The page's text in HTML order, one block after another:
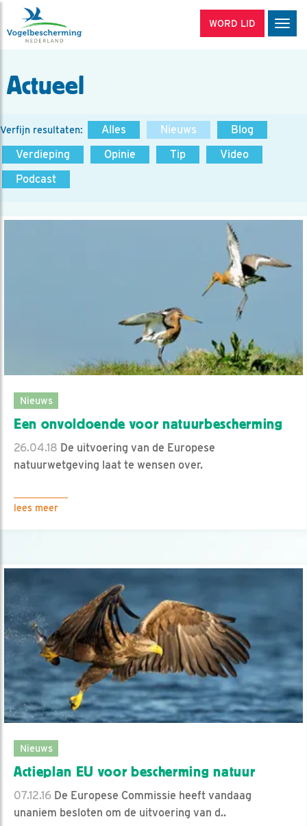
WORD LID
Actueel
Verfijn resultaten: Alles Nieuws
Blog
Verdieping
Opinie Tip
Video
Podcast
Nieuws
Een onvoldoende voor natuurbescherming
26.04.18 De uitvoering van de Europese
natuurwetgeving laat te wensen over.
lees meer
Nieuws
Actieplan EU voor bescherming natuur
07.12.16 De Europese Commissie heeft vandaag
unaniem besloten om de uitvoering van d..